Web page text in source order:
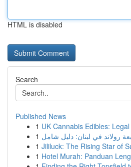
HTML is disabled
Search
Published News
1 UK Cannabis Edibles:
1 رولاند في لبنان: دليل شامل
1 Jililuck: The Rising Star of
1 Hotel Murah: Panduan